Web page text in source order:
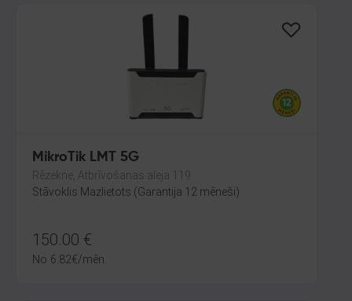
MikroTik LMT 5G
Rēzekne, Atbrīvošanas aleja 119
Stāvoklis Mazlietots (Garantija 12 mēneši)
150.00 €
No 6.82€/mēn.